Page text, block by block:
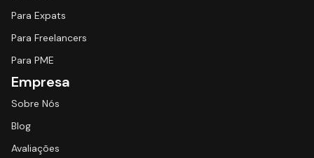
Para Expats
Para Freelancers
Para PME
Empresa
Sobre Nós
Blog
Avaliações